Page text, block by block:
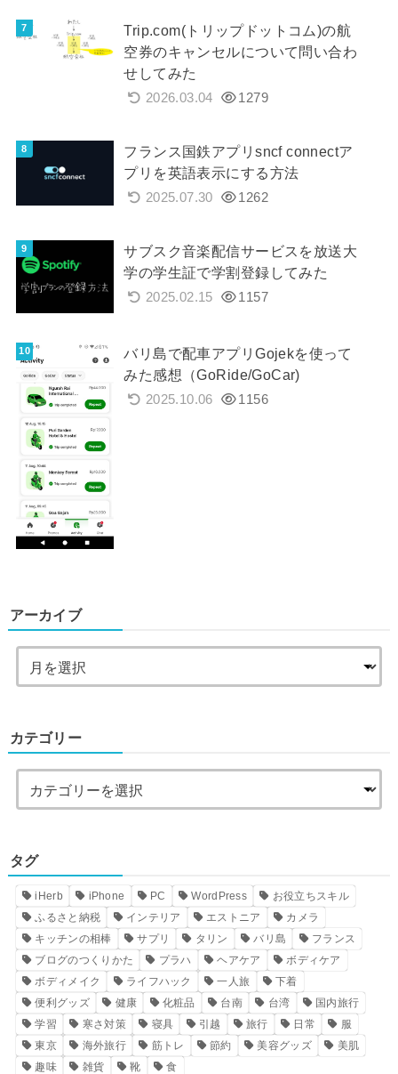
Trip.com(トリップドットコム)の航
空券のキャンセルについて問い合わ
せしてみた
2026.03.04 1279
フランス国鉄アプリsncf connectア
プリを英語表示にする方法
2025.07.30 1262
サブスク音楽配信サービスを放送大
学の学生証で学割登録してみた
2025.02.15 1157
バリ島で配車アプリGojekを使って
みた感想（GoRide/GoCar)
2025.10.06 1156
アーカイブ
カテゴリー
タグ
iHerb iPhone PC WordPress
お役立ちスキル
ふるさと納税
インテリア エストニア
カメラ
キッチンの相棒
サプリ タリン バリ島
フランス
ブログのつくりかた
プラハ ヘアケア
ボディケア
ボディメイク
ライフハック 一人旅
下着
便利グッズ
健康 化粧品 台南 台湾
国内旅行
学習
寒さ対策 寝具 引越 旅行 日常
服
東京
海外旅行 筋トレ 節約 美容グッズ
美肌
趣味
雑貨 靴 食